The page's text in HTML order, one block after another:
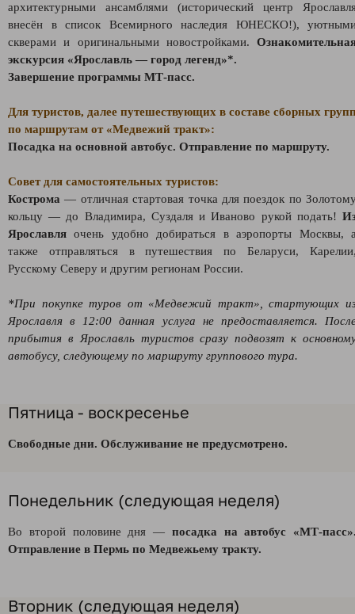
архитектурными ансамблями (исторический центр
внесён в список Всемирного наследия ЮНЕСКО!),
скверами и оригинальными новостройками.
экскурсия «Ярославль — город легенд»*.
Завершение программы МТ-пасс.
Для туристов, далее путешествующих в составе сборных
по маршрутам от «Медвежий тракт»:
Посадка на основной автобус. Отправление по маршруту.
Совет для самостоятельных туристов:
Кострома — отличная стартовая точка для поездок по
кольцу — до Владимира, Суздаля и Иваново рукой подать!
Ярославля очень удобно добираться в аэропорты Москвы,
также отправляться в путешествия по Беларуси,
Русскому Северу и другим регионам России.
*При покупке туров от «Медвежий тракт», стартующих
Ярославля в 12:00 данная услуга не предоставляется.
прибытия в Ярославль туристов сразу подвозят к
автобусу, следующему по маршруту группового тура.
Пятница - воскресенье
Свободные дни. Обслуживание не предусмотрено.
Понедельник (следующая неделя)
Во второй половине дня — посадка на автобус «МТ-
Отправление в Пермь по Медвежьему тракту.
Вторник (следующая неделя)